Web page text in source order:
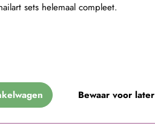
Bewaar voor later
sets helemaal compleet.